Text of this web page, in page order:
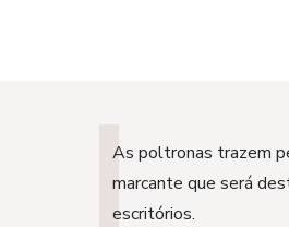
As poltronas trazem
marcante que será
escritórios.